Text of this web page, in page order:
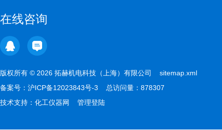
在线咨询
版权所有 © 2026 拓赫机电科技（上海）有限公司 sitemap.xml
备案号： 沪ICP备12023843号-3 总访问量：878307
技术支持： 化工仪器网 管理登陆